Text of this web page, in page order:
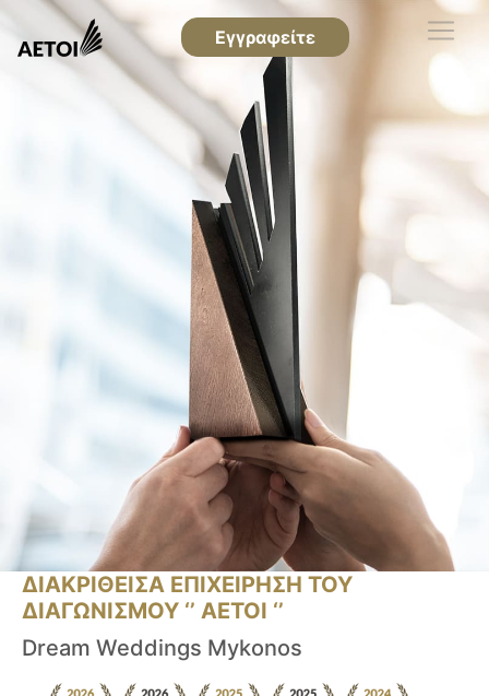
Εγγραφείτε
ΔΙΑΚΡΙΘΕΙΣΑ ΕΠΙΧΕΙΡΗΣΗ ΤΟΥ
ΔΙΑΓΩΝΙΣΜΟΥ ‘’ ΑΕΤΟΙ ‘’
Dream Weddings Mykonos